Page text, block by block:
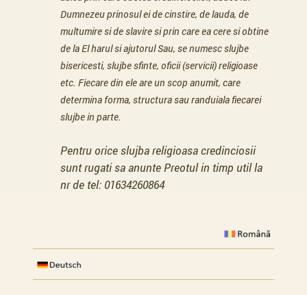
Dumnezeu prinosul ei de cinstire, de lauda, de
multumire si de slavire si prin care ea cere si obtine
de la El harul si ajutorul Sau, se numesc slujbe
bisericesti, slujbe sfinte, oficii (servicii) religioase
etc. Fiecare din ele are un scop anumit, care
determina forma, structura sau randuiala fiecarei
slujbe in parte.
Pentru orice slujba religioasa credinciosii
sunt rugati sa anunte Preotul in timp util la
nr de tel: 01634260864